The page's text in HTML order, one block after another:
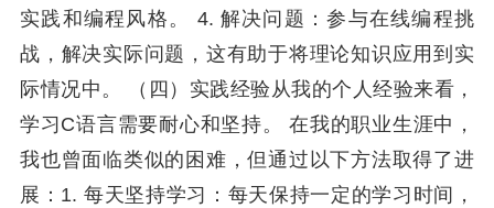
实践和编程风格。 4. 解决问题：参与在线编程挑
战，解决实际问题，这有助于将理论知识应用到实
际情况中。 （四）实践经验从我的个人经验来看，
学习C语言需要耐心和坚持。 在我的职业生涯中，
我也曾面临类似的困难，但通过以下方法取得了进
展：1. 每天坚持学习：每天保持一定的学习时间，